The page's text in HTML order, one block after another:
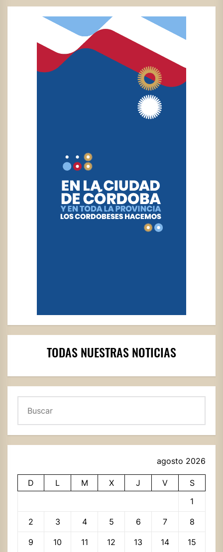
TODAS NUESTRAS NOTICIAS
agosto 2026
D L M X J V
S
1
2 3 4 5 6 7 8
9 10 11 12 13 14 15